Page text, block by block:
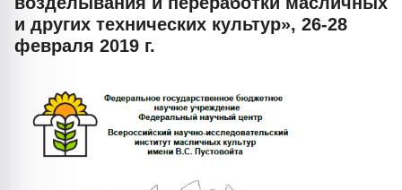
и других технических культур», 26-28
февраля 2019 г.